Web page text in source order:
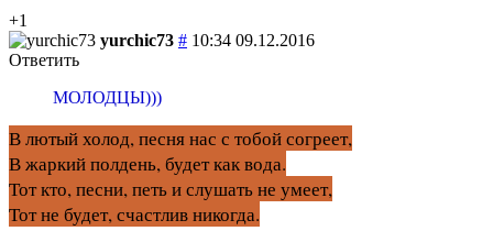
+1
yurchic73 # 10:34 09.12.2016
Ответить
МОЛОДЦЫ)))
В лютый холод, песня нас с тобой согреет,
В жаркий полдень, будет как вода.
Тот кто, песни, петь и слушать не умеет,
Тот не будет, счастлив никогда.